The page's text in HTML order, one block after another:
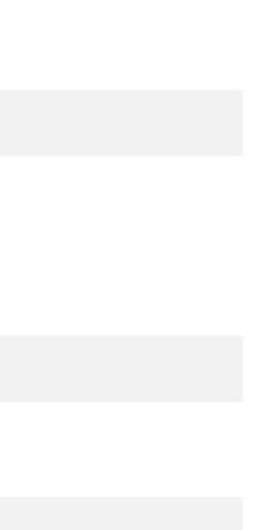
65°C
2 /
de zijkant, aanvoer